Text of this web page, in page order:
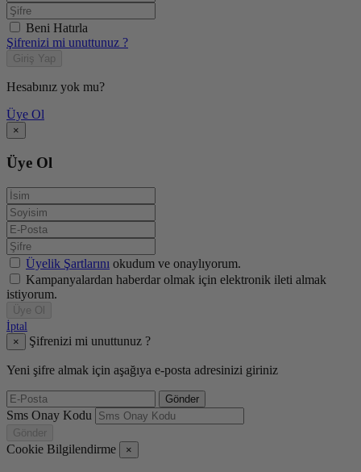
Beni Hatırla
Şifrenizi mi unuttunuz ?
Giriş Yap
Hesabınız yok mu?
Üye Ol
×
Üye Ol
Üyelik Şartlarını okudum ve onaylıyorum.
Kampanyalardan haberdar olmak için elektronik ileti almak
istiyorum.
Üye Ol
İptal
×
Şifrenizi mi unuttunuz ?
Yeni şifre almak için aşağıya e-posta adresinizi giriniz
Gönder
Sms Onay Kodu
Gönder
Cookie Bilgilendirme ×